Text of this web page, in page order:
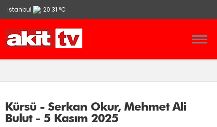
İstanbul 20.31 °C
Ankara 13.9 °C
İzmir 21.86 °C
Kürsü - Serkan Okur, Mehmet Ali
Bulut - 5 Kasım 2025